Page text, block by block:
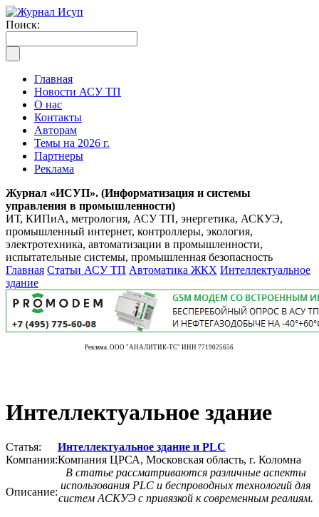
Поиск:
Главная
Новости АСУ ТП
О нас
Контакты
Авторам
Темы на 2026 г.
Партнеры
Реклама
Журнал «ИСУП». (Информатизация и системы
управления в промышленности)
ИТ, КИПиА, метрология, АСУ ТП, энергетика, АСКУЭ,
промышленный интернет, контроллеры, экология,
электротехника, автоматизации в промышленности,
испытательные системы, промышленная безопасность
Главная Статьи АСУ ТП Автоматика ЖКХ Интеллектуальное
здание
Реклама. ООО "АНАЛИТИК-ТС" ИНН 7719025656
Интеллектуальное здание
Статья:
Интеллектуальное здание и PLC
Компания:Компания ЦРСА, Московская область, г. Коломна
Описание:
В статье рассматриваются различные аспекты
использования PLC и беспроводных технологий для
систем АСКУЭ с привязкой к современным реалиям.